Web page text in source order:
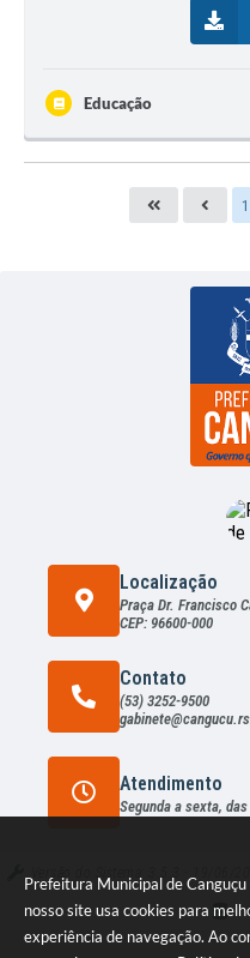
Prefeitura Municipal de Canguçu
nosso site usa cookies para
experiência de navegação. Ao
Educação
Localização
Praça Dr. Francisco
CEP: 96600-000
Contato
(53) 3252-9500
Atendimento
Segunda a sexta,